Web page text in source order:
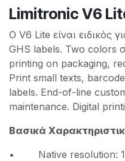
Limitronic V6
Ο V6 Lite είναι ειδικός
GHS labels. Two colors
printing on packaging,
Print small texts,
labels. End-of-line
maintenance. Digital
Βασικά
• Native resolution: